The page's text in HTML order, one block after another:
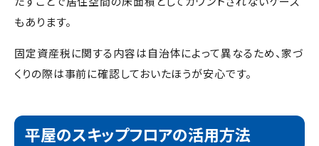
もあります。
固定資産税に関する内容は自治体によって異なるため、家づ
くりの際は事前に確認しておいたほうが安心です。
平屋のスキップフロアの活用方法